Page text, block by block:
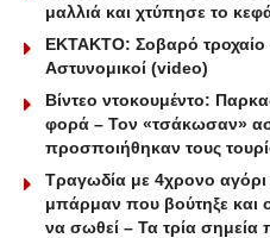
μαλλιά και χτύπησε το
ΕΚΤΑΚΤΟ: Σοβαρό τροχαίο
Αστυνομικοί (video)
Βίντεο ντοκουμέντο:
φορά – Τον «τσάκωσαν»
προσποιήθηκαν τους
Τραγωδία με 4χρονο
μπάρμαν που βούτηξε και
να σωθεί – Τα τρία σημεία